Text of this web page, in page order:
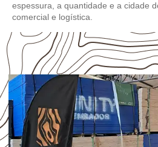
espessura, a quantidade e a cidade
comercial e logística.